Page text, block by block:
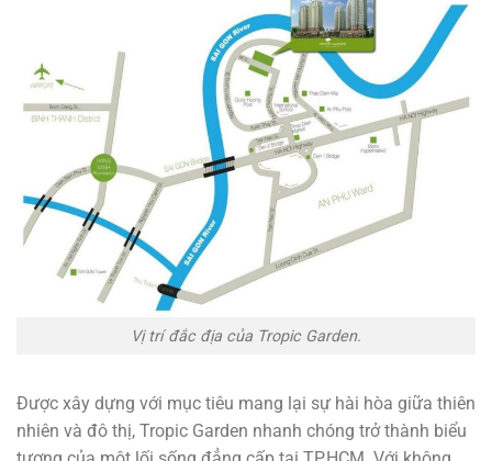
Vị trí đắc địa của Tropic Garden.
Được xây dựng với mục tiêu mang lại sự hài hòa giữa thiên
nhiên và đô thị, Tropic Garden nhanh chóng trở thành biểu